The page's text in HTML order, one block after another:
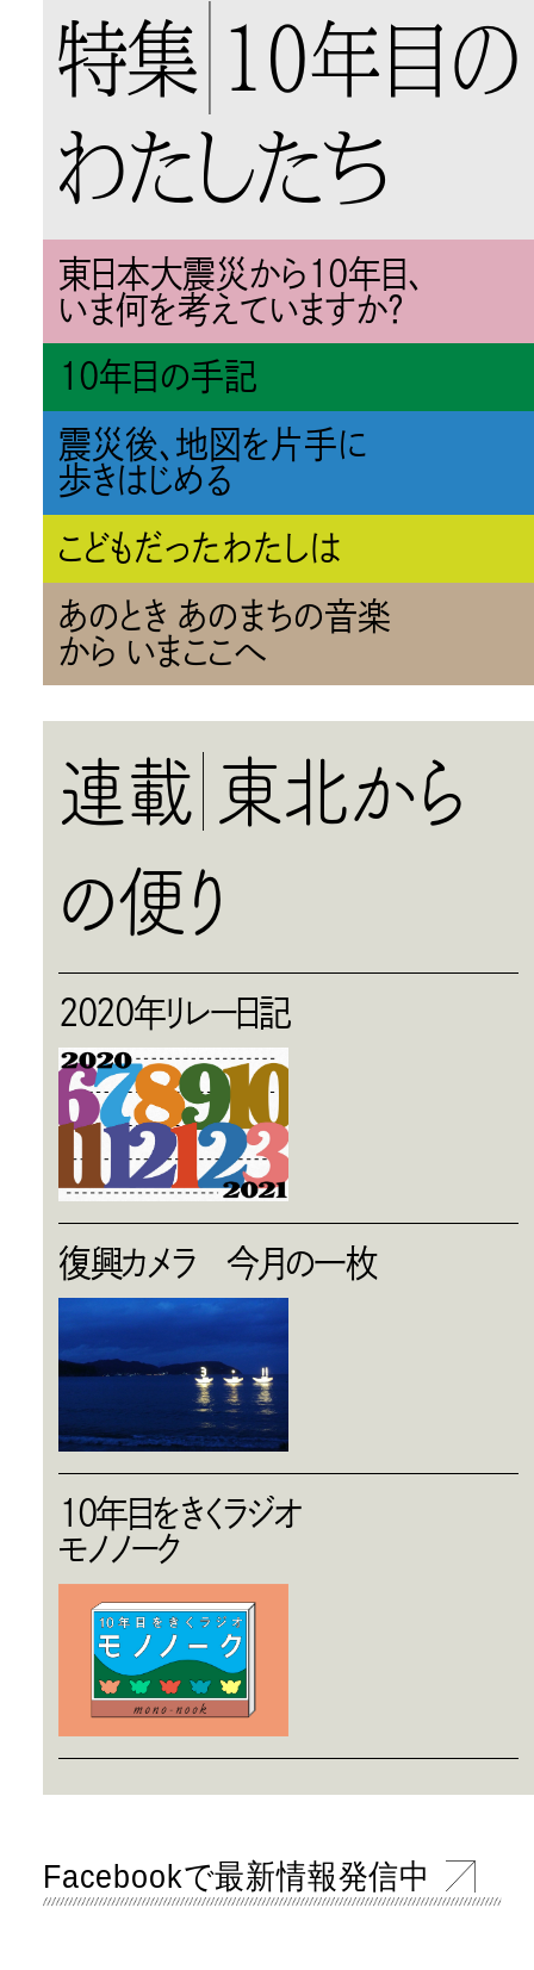
特集 10年目の
わたしたち
東日本大震災から10年目、
いま何を考えていますか？
10年目の手記
震災後、地図を片手に
歩きはじめる
こどもだったわたしは
あのとき あのまちの音楽
から いまここへ
連載 東北から
の便り
2020年リレー日記
復興カメラ 今月の一枚
10年目をきくラジオ
モノノーク
Facebookで最新情報発信中